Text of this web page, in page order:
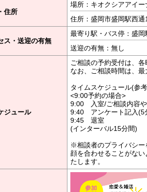
住所
場所：キオクシアアイ
住所：盛岡市盛岡駅西
ス・送迎の有無
最寄り駅・バス停：盛岡
送迎の有無：無し
ジュール
ご相談の予約受付は、各
なお、ご相談時間は、最
タイムスケジュール(参
<9:00予約の場合>
9:00 入室/ご相談内容
9:40 アンケート記入(5
9:45 退室
(インターバル15分間)
※相談者のプライバシー
顔を合わせることがな
たします。